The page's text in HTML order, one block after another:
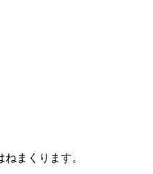
まくります。